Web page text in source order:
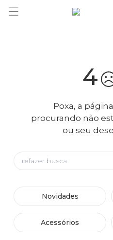
você merece 30% OFF pra
4
Poxa, a
procurando não
ou seu
Novidades
Acessórios